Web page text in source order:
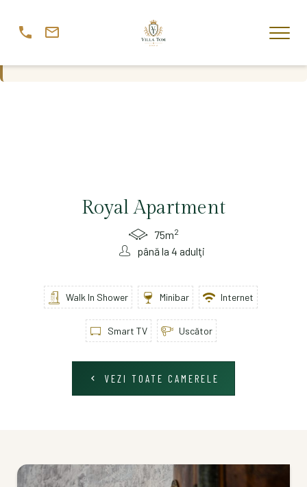
Royal Apartment
Royal Apartment
75m2
până la 4 adulţi
Walk In Shower Minibar Internet
Smart TV Uscător
VEZI TOATE CAMERELE